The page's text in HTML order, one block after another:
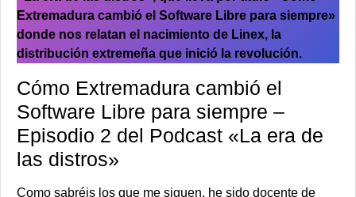
Extremadura cambió el Software Libre para siempre»
donde nos relatan el nacimiento de Linex, la
distribución extremeña que inició la revolución.
Cómo Extremadura cambió el
Software Libre para siempre –
Episodio 2 del Podcast «La era de
las distros»
Como sabréis los que me siguen, he sido docente de